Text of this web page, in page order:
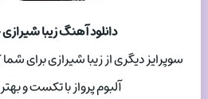
دانلود آهنگ زیبا
سوپرایز دیگری از زیبا شیرازی برای شما
آلبوم پرواز با تکست و